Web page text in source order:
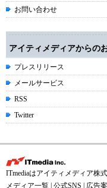
お問い合わせ
アイティメディアからの
プレスリリース
メールサービス
RSS
Twitter
ITmediaはアイティメディア株
メディア一覧 | 公式SNS | 広告